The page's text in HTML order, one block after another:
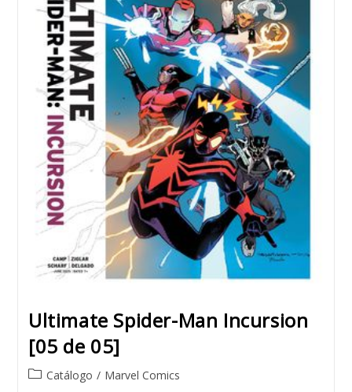
Ultimate Spider-Man Incursion
[05 de 05]
PostCatálogo / Marvel Comics